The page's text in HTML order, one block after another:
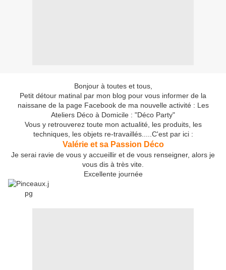
Bonjour à toutes et tous,
Petit détour matinal par mon blog pour vous informer de la
naissane de la page Facebook de ma nouvelle activité : Les
Ateliers Déco à Domicile : "Déco Party"
Vous y retrouverez toute mon actualité, les produits, les
techniques, les objets re-travaillés.....C'est par ici :
Valérie et sa Passion Déco
Je serai ravie de vous y accueillir et de vous renseigner, alors je
vous dis à très vite.
Excellente journée